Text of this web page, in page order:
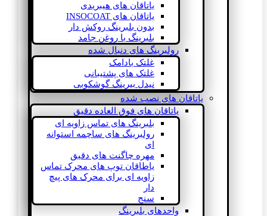
یاتاقان های هیبریدی
یاتاقان های INSOCOAT
بدون بلبرینگ روکش دار
بلبرینگ با روغن جامد
رولبرینگ های دنبال شده
غلتک بادامک
غلتک های پشتیبانی
نیدل بیرینگ گوشکوبی
یاتاقان های نصب شده
یاتاقان های فوق العاده دقیق
بلبرینگ های تماس زاویه ای
رولبرینگ های ساچمه استوانه
ای
مهره چاگنت های دقیق
یاطاقان توپ های محرک تماس
زاویه ای برای محرک های پیچ
دار
سنج
واحدهای بلبرینگ